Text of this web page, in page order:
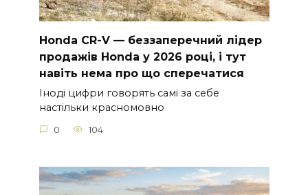
Honda CR-V — беззаперечний лідер
продажів Honda у 2026 році, і тут
навіть нема про що сперечатися
Іноді цифри говорять самі за себе
настільки красномовно
0 104